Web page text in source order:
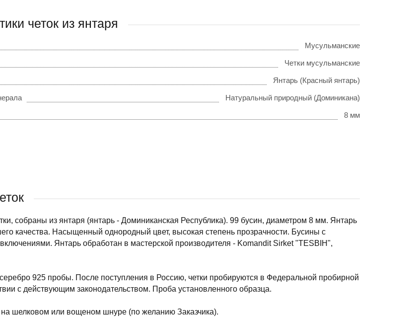
четок из янтаря
Мусульманские
Четки мусульманские
Янтарь (Красный янтарь)
Натуральный природный (Доминикана)
8 мм
собраны из янтаря (янтарь - Доминиканская Республика). 99 бусин, диаметром 8 мм. Янтарь
качества. Насыщенный однородный цвет, высокая степень прозрачности. Бусины с
Янтарь обработан в мастерской производителя - Komandit Sirket "TESBIH",
925 пробы. После поступления в Россию, четки пробируются в Федеральной пробирной
с действующим законодательством. Проба установленного образца.
на шелковом или вощеном шнуре (по желанию Заказчика).